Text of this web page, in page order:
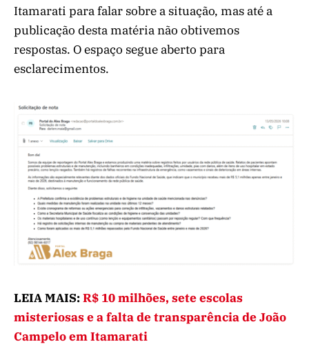
Itamarati para falar sobre a situação, mas até a
publicação desta matéria não obtivemos
respostas. O espaço segue aberto para
esclarecimentos.
LEIA MAIS:R$ 10 milhões, sete escolas
misteriosas e a falta de transparência de João
Campelo em Itamarati